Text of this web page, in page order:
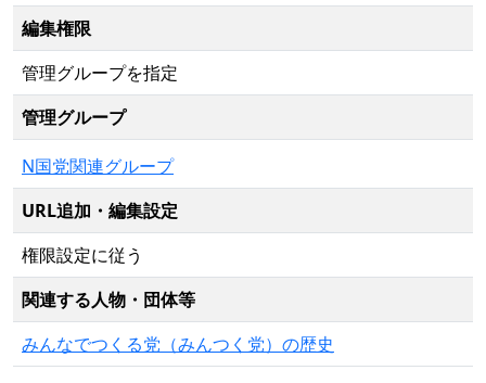
編集権限
管理グループを指定
管理グループ
N国党関連グループ
URL追加・編集設定
権限設定に従う
関連する人物・団体等
みんなでつくる党（みんつく党）の歴史